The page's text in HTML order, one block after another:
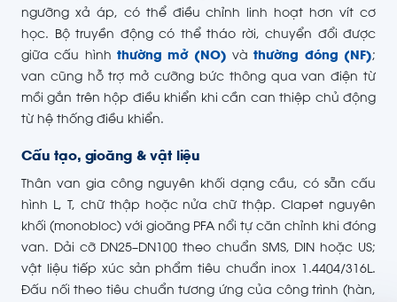
ngưỡng xả áp, có thể điều chỉnh linh hoạt hơn vít cơ
học. Bộ truyền động có thể tháo rời, chuyển đổi được
giữa cấu hình thường mở (NO) vàthường đóng (NF);
van cũng hỗ trợ mở cưỡng bức thông qua van điện từ
mồi gắn trên hộp điều khiển khi cần can thiệp chủ động
từ hệ thống điều khiển.
Cấu tạo, gioăng & vật liệu
Thân van gia công nguyên khối dạng cầu, có sẵn cấu
hình L, T, chữ thập hoặc nửa chữ thập. Clapet nguyên
khối (monobloc) với gioăng PFA nổi tự căn chỉnh khi đóng
van. Dải cỡ DN25–DN100 theo chuẩn SMS, DIN hoặc US;
vật liệu tiếp xúc sản phẩm tiêu chuẩn inox 1.4404/316L.
Đấu nối theo tiêu chuẩn tương ứng của công trình (hàn,